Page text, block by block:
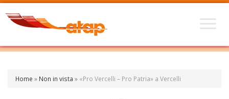
Home » Non in vista » «Pro Vercelli – Pro Patria» a Vercelli